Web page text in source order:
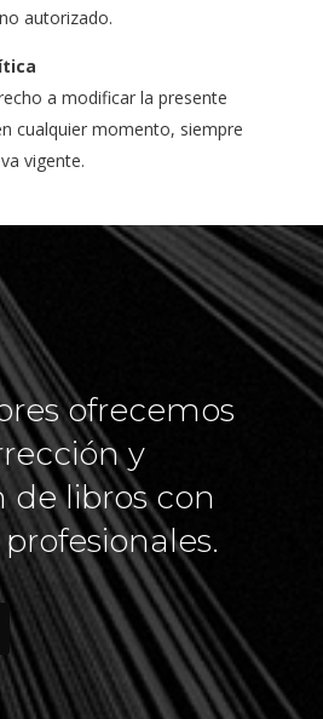
autorizado.
a modificar la presente
cualquier momento, siempre
vigente.
ofrecemos
y
de libros con